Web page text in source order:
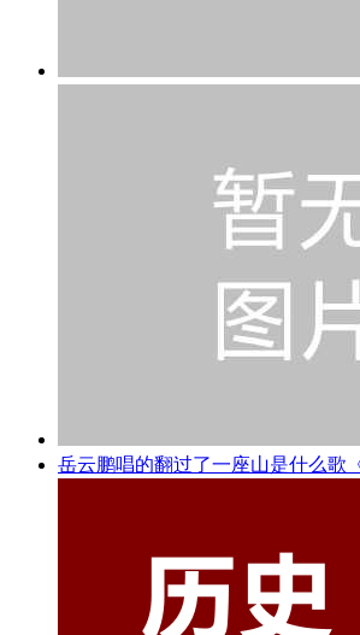
岳云鹏唱的翻过了一座山是什么歌